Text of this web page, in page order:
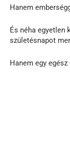
Hanem
És néha egyetlen
születésnapot
Hanem egy